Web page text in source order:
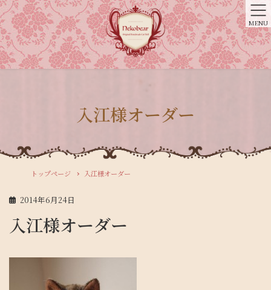
入江様オーダー
トップページ 入江様オーダー
2014年6月24日
入江様オーダー
MENU